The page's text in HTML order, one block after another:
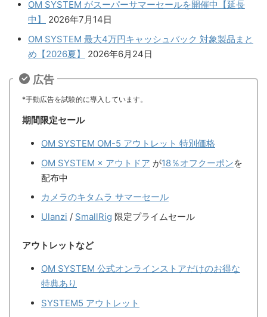
OM SYSTEM がスーパーサマーセールを開催中【延長
中】
2026年7月14日
OM SYSTEM 最大4万円キャッシュバック 対象製品まと
め【2026夏】
2026年6月24日
広告
*手動広告を試験的に導入しています。
期間限定セール
OM SYSTEM OM-5 アウトレット 特別価格
OM SYSTEM × アウトドア が18％オフクーポンを
配布中
カメラのキタムラ サマーセール
Ulanzi / SmallRig 限定プライムセール
アウトレットなど
OM SYSTEM 公式オンラインストアだけのお得な
特典あり
SYSTEM5 アウトレット